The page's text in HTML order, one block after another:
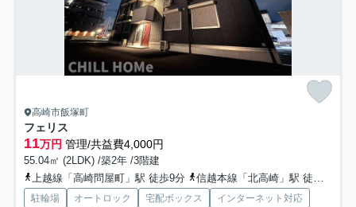
高崎市飯塚町
フェリス
11万円 管理/共益費4,000円
55.04㎡ (2LDK) /築2年 /3階建
上越線「高崎問屋町」駅 徒歩9分
信越本線「北高崎」駅 徒歩23分
駐輪場 オートロック 宅配ボックス
インターネット対応